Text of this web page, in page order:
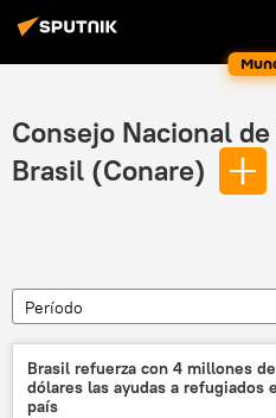
Consejo Nacional
Brasil (Conare)
Período
Brasil refuerza con 4 millones de
dólares las ayudas a refugiados
país